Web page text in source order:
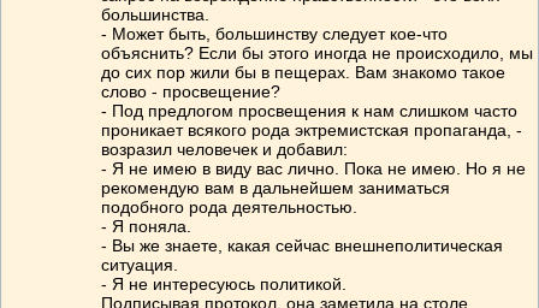
большинства.
- Может быть, большинству следует кое-что
объяснить? Если бы этого иногда не происходило, мы
до сих пор жили бы в пещерах. Вам знакомо такое
слово - просвещение?
- Под предлогом просвещения к нам слишком часто
проникает всякого рода эктремистская пропаганда, -
возразил человечек и добавил:
- Я не имею в виду вас лично. Пока не имею. Но я не
рекомендую вам в дальнейшем заниматься
подобного рода деятельностью.
- Я поняла.
- Вы же знаете, какая сейчас внешнеполитическая
ситуация.
- Я не интересуюсь политикой.
Подписывая протокол, она заметила на столе